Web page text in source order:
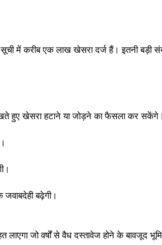
में करीब एक लाख खेसरा दर्ज हैं। इतनी बड़ी
देखते हुए खेसरा हटाने या जोड़ने का फैसला कर सकेंगे।
बढ़ेगी।
जो वर्षों से वैध दस्तावेज होने के बावजूद